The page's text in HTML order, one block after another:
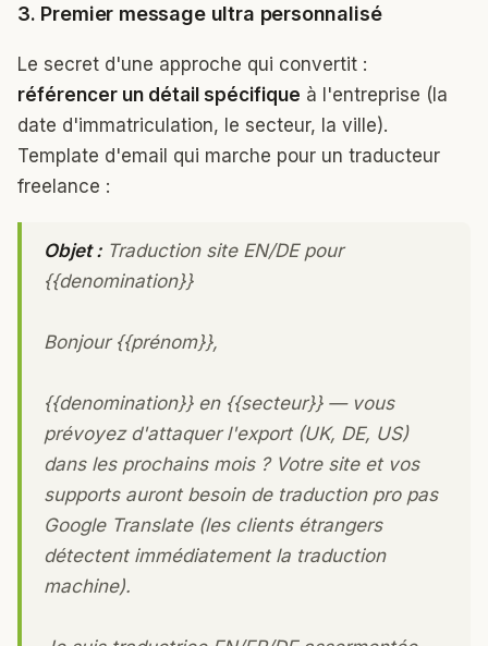
3. Premier message ultra personnalisé
Le secret d'une approche qui convertit :
référencer un détail spécifique à l'entreprise (la
date d'immatriculation, le secteur, la ville).
Template d'email qui marche pour un traducteur
freelance :
Objet :Traduction site EN/DE pour
{{denomination}}
Bonjour {{prénom}},
{{denomination}} en {{secteur}} — vous
prévoyez d'attaquer l'export (UK, DE, US)
dans les prochains mois ? Votre site et vos
supports auront besoin de traduction pro pas
Google Translate (les clients étrangers
détectent immédiatement la traduction
machine).